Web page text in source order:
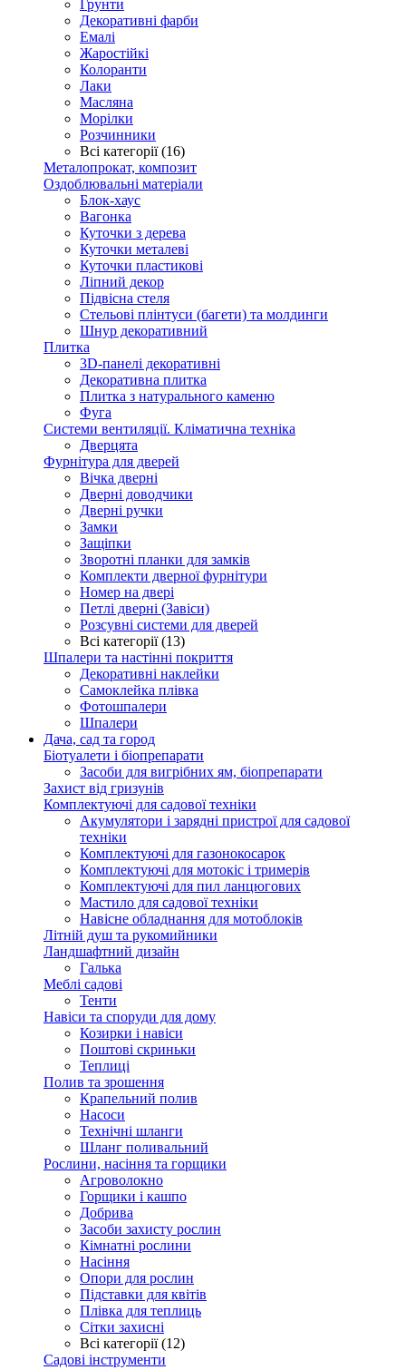
Грунти
Декоративні фарби
Емалі
Жаростійкі
Колоранти
Лаки
Масляна
Морілки
Розчинники
Всі категорії (16)
Металопрокат, композит
Оздоблювальні матеріали
Блок-хаус
Вагонка
Куточки з дерева
Куточки металеві
Куточки пластикові
Ліпний декор
Підвісна стеля
Стельові плінтуси (багети) та молдинги
Шнур декоративний
Плитка
3D-панелі декоративні
Декоративна плитка
Плитка з натурального каменю
Фуга
Системи вентиляції. Кліматична техніка
Дверцята
Фурнітура для дверей
Вічка дверні
Дверні доводчики
Дверні ручки
Замки
Защіпки
Зворотні планки для замків
Комплекти дверної фурнітури
Номер на двері
Петлі дверні (Завіси)
Розсувні системи для дверей
Всі категорії (13)
Шпалери та настінні покриття
Декоративні наклейки
Самоклейка плівка
Фотошпалери
Шпалери
Дача, сад та город
Біотуалети і біопрепарати
Засоби для вигрібних ям, біопрепарати
Захист від гризунів
Комплектуючі для садової техніки
Акумулятори і зарядні пристрої для садової
техніки
Комплектуючі для газонокосарок
Комплектуючі для мотокіс і тримерів
Комплектуючі для пил ланцюгових
Мастило для садової техніки
Навісне обладнання для мотоблоків
Літній душ та рукомийники
Ландшафтний дизайн
Галька
Меблі садові
Тенти
Навіси та споруди для дому
Козирки і навіси
Поштові скриньки
Теплиці
Полив та зрошення
Крапельний полив
Насоси
Технічні шланги
Шланг поливальний
Рослини, насіння та горщики
Агроволокно
Горщики і кашпо
Добрива
Засоби захисту рослин
Кімнатні рослини
Насіння
Опори для рослин
Підставки для квітів
Плівка для теплиць
Сітки захисні
Всі категорії (12)
Садові інструменти